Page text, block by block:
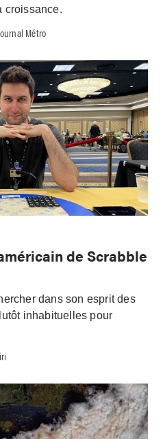
croissance.
Métro
de Scrabble
dans son esprit des
inhabituelles pour